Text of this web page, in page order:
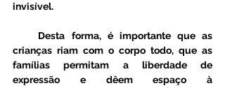
invisível.
crianças riam com o corpo todo, que as
famílias permitam a liberdade de
expressão e dêem espaço à